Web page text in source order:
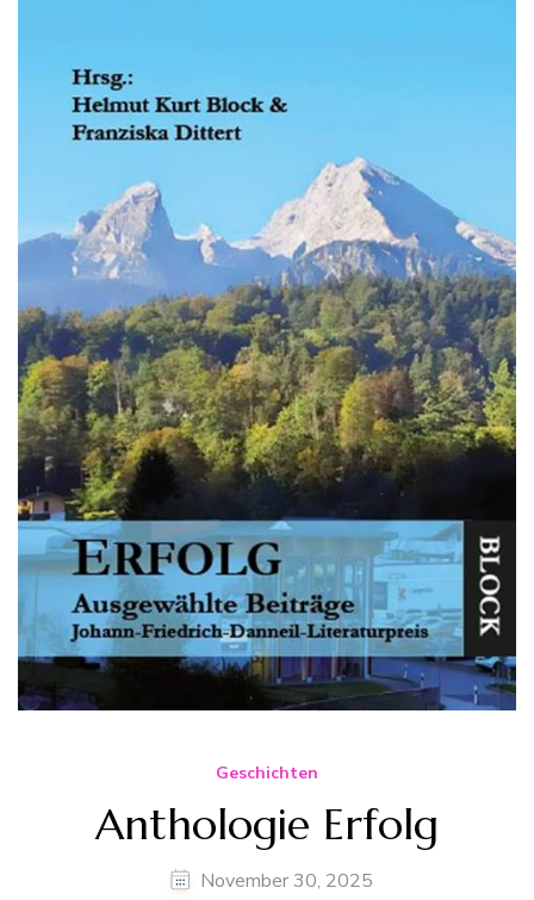
Geschichten
Anthologie Erfolg
November 30, 2025